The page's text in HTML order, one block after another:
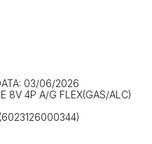
03/06/2026
8V 4P A/G FLEX(GAS/ALC)